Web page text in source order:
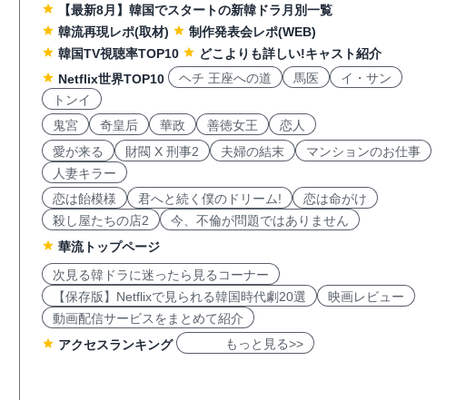
【最新8月】韓国でスタートの新韓ドラ月別一覧
韓流再現レポ(取材)
制作発表会レポ(WEB)
韓国TV視聴率TOP10
どこよりも詳しい!キャスト紹介
Netflix世界TOP10
ヘチ 王座への道 馬医
イ・サン
トンイ
鬼宮
奇皇后 華政 善徳女王
恋人
愛が来る
財閥 X 刑事2 夫婦の結末
マンションのお仕事
人妻キラー
恋は飴模様
君へと続く僕のドリーム!
恋は命がけ
殺し屋たちの店2
今、不倫が問題ではありません
華流トップページ
次見る韓ドラに迷ったら見るコーナー
【保存版】Netflixで見られる韓国時代劇20選
映画レビュー
動画配信サービスをまとめて紹介
アクセスランキング
もっと見る>>